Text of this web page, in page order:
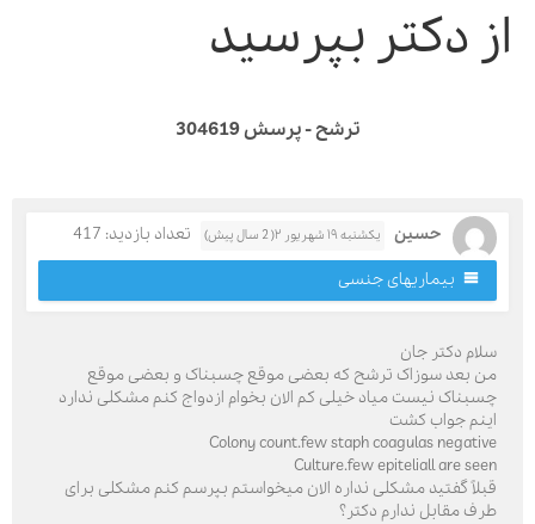
دکتر بپرسید
ترشح - پرسش 304619
حسین یکشنبه ۱۹ شهریور ۲( 2 سال پیش)
تعداد بازدید: 417
بیماریهای جنسی
دکتر جان
بعد سوزاک ترشح که بعضی موقع چسبناک و بعضی موقع
نیست میاد خیلی کم الان بخوام ازدواج کنم مشکلی ندارد
جواب کشت
Colony count.few staph coagulas
Culture.few epiteliall are
گفتید مشکلی نداره الان میخواستم بپرسم کنم مشکلی برای
مقابل ندارم دکتر؟